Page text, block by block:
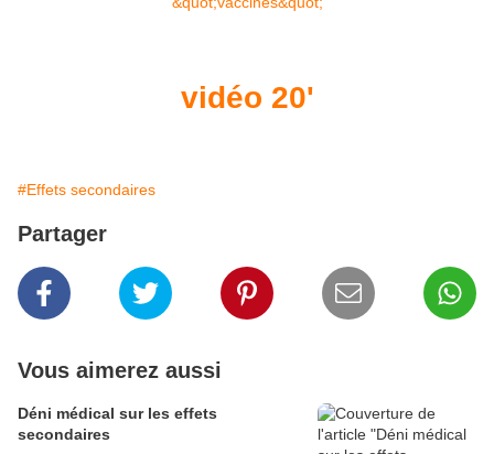
vidéo 20'
#Effets secondaires
Partager
Vous aimerez aussi
Déni médical sur les effets
secondaires